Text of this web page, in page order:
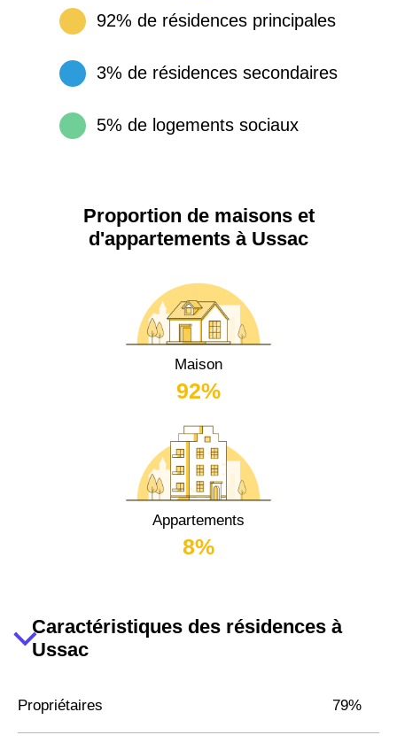
92% de résidences principales
3% de résidences secondaires
5% de logements sociaux
Proportion de maisons et
d'appartements à Ussac
Maison
92%
Appartements
8%
Caractéristiques des résidences à
Ussac
Propriétaires 79%